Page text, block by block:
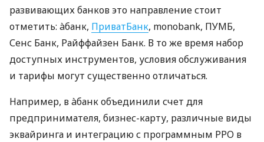
развивающих банков это направление стоит
отметить: àбанк, ПриватБанк, monobank, ПУМБ,
Сенс Банк, Райффайзен Банк. В то же время набор
доступных инструментов, условия обслуживания
и тарифы могут существенно отличаться.
Например, в àбанк объединили счет для
предпринимателя, бизнес-карту, различные виды
эквайринга и интеграцию с программным РРО в